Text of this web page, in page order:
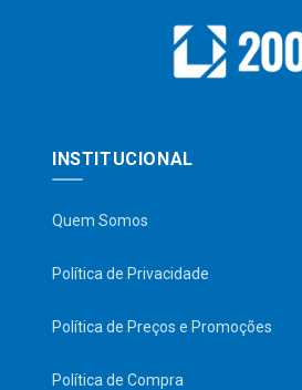
INSTITUCIONAL
Quem Somos
Política de Privacidade
Política de Preços e Promoções
Política de Compra